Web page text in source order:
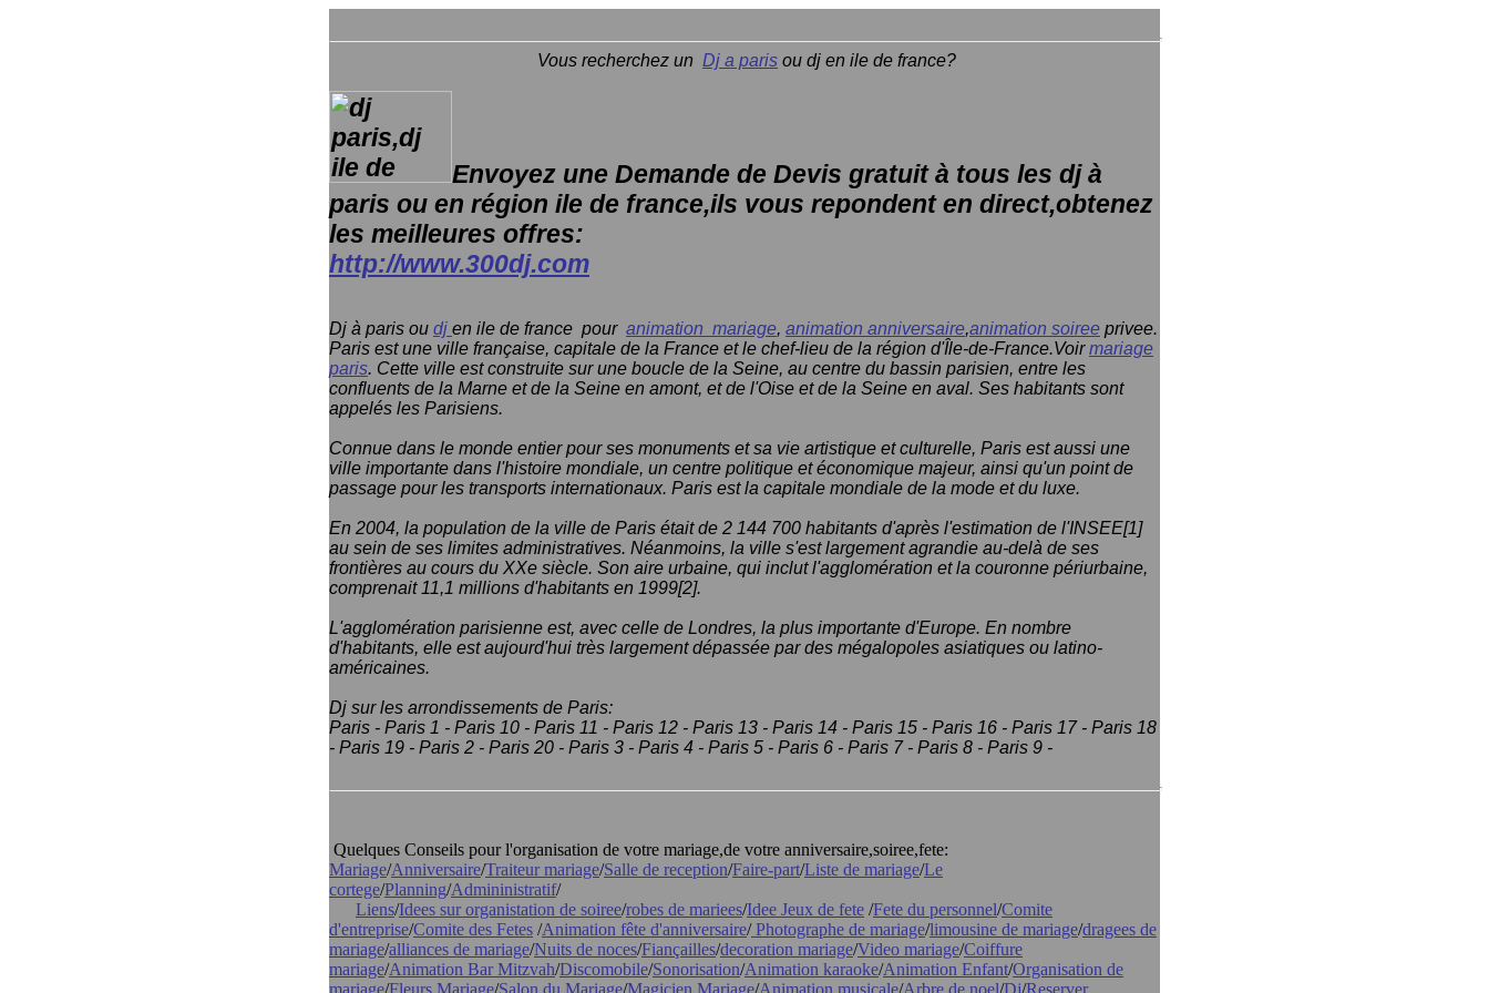
Vous recherchez un Dj a paris ou dj en ile de france?
Envoyez une Demande de Devis gratuit à tous les dj à
paris ou en région ile de france,ils vous repondent en direct,obtenez
les meilleures offres:
http://www.300dj.com
Dj à paris ou dj en ile de france pour animation mariage, animation anniversaire,animation soiree privee.
Paris est une ville française, capitale de la France et le chef-lieu de la région d'Île-de-France.Voirmariage
paris. Cette ville est construite sur une boucle de la Seine, au centre du bassin parisien, entre les
confluents de la Marne et de la Seine en amont, et de l'Oise et de la Seine en aval. Ses habitants sont
appelés les Parisiens.
Connue dans le monde entier pour ses monuments et sa vie artistique et culturelle, Paris est aussi une
ville importante dans l'histoire mondiale, un centre politique et économique majeur, ainsi qu'un point de
passage pour les transports internationaux. Paris est la capitale mondiale de la mode et du luxe.
En 2004, la population de la ville de Paris était de 2 144 700 habitants d'après l'estimation de l'INSEE[1]
au sein de ses limites administratives. Néanmoins, la ville s'est largement agrandie au-delà de ses
frontières au cours du XXe siècle. Son aire urbaine, qui inclut l'agglomération et la couronne périurbaine,
comprenait 11,1 millions d'habitants en 1999[2].
L'agglomération parisienne est, avec celle de Londres, la plus importante d'Europe. En nombre
d'habitants, elle est aujourd'hui très largement dépassée par des mégalopoles asiatiques ou latino-
américaines.
Dj sur les arrondissements de Paris:
Paris - Paris 1 - Paris 10 - Paris 11 - Paris 12 - Paris 13 - Paris 14 - Paris 15 - Paris 16 - Paris 17 - Paris 18
- Paris 19 - Paris 2 - Paris 20 - Paris 3 - Paris 4 - Paris 5 - Paris 6 - Paris 7 - Paris 8 - Paris 9 -
Quelques Conseils pour l'organisation de votre mariage,de votre anniversaire,soiree,fete:
Mariage/Anniversaire/Traiteur mariage/Salle de reception/Faire-part/Liste de mariage/Le
cortege/Planning/Admininistratif/
Liens/Idees sur organistation de soiree/robes de mariees/Idee Jeux de fete /Fete du personnel/Comite
d'entreprise/Comite des Fetes /Animation fête d'anniversaire/ Photographe de mariage/limousine de mariage/dragees de
mariage/alliances de mariage/Nuits de noces/Fiançailles/decoration mariage/Video mariage/Coiffure
mariage/Animation Bar Mitzvah/Discomobile/Sonorisation/Animation karaoke/Animation Enfant/Organisation de
mariage/Fleurs Mariage/Salon du Mariage/Magicien Mariage/Animation musicale/Arbre de noel/Dj/Reserver